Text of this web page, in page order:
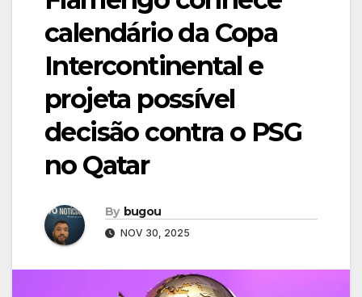
calendário da Copa
Intercontinental e
projeta possível
decisão contra o PSG
no Qatar
By bugou
NOV 30, 2025